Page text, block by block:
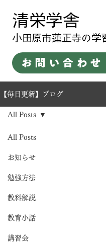
清栄学舎
小田原市蓮正寺の学
お問い合わせ
【毎日更新】ブログ
All Posts
お知らせ
勉強方法
教科解説
教育小話
講習会
All Posts